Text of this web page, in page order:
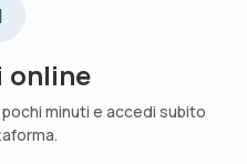
online
minuti e accedi subito